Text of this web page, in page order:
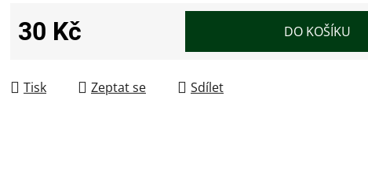
30 Kč DO KOŠÍKU
Tisk Zeptat se Sdílet